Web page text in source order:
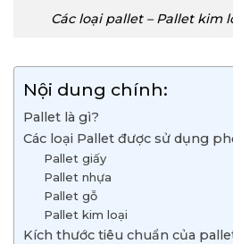
Các loại pallet – Pallet kim
Nội dung chính:
Pallet là gì?
Các loại Pallet được sử dụng
Pallet giấy
Pallet nhựa
Pallet gỗ
Pallet kim loại
Kích thước tiêu chuẩn của